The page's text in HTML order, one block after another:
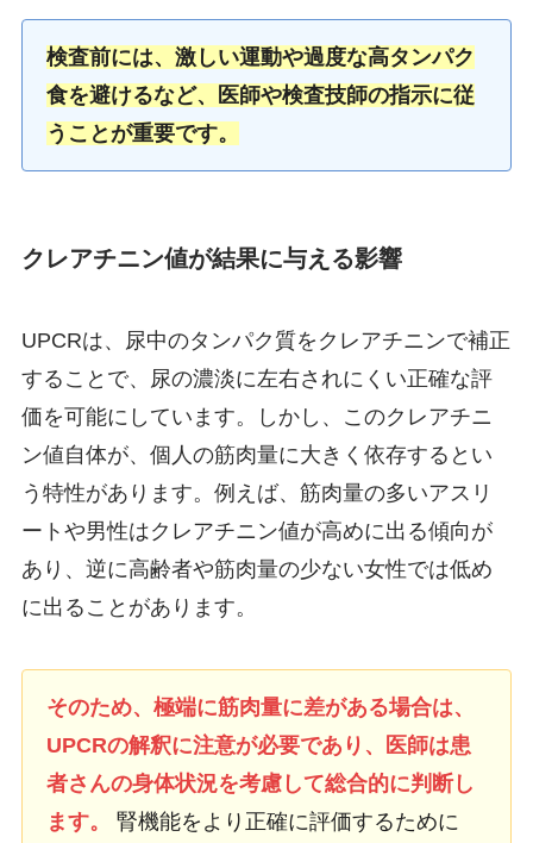
検査前には、激しい運動や過度な高タンパク
食を避けるなど、医師や検査技師の指示に従
うことが重要です。
クレアチニン値が結果に与える影響
UPCRは、尿中のタンパク質をクレアチニンで補正
することで、尿の濃淡に左右されにくい正確な評
価を可能にしています。しかし、このクレアチニ
ン値自体が、個人の筋肉量に大きく依存するとい
う特性があります。例えば、筋肉量の多いアスリ
ートや男性はクレアチニン値が高めに出る傾向が
あり、逆に高齢者や筋肉量の少ない女性では低め
に出ることがあります。
そのため、極端に筋肉量に差がある場合は、
UPCRの解釈に注意が必要であり、医師は患
者さんの身体状況を考慮して総合的に判断し
ます。
腎機能をより正確に評価するために